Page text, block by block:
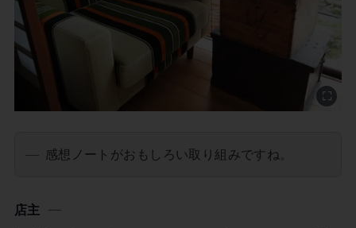
感想ノートがおもしろい取り組みですね。
店主